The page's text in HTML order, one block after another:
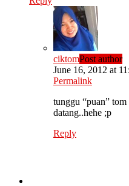
ciktomPost author
June 16, 2012 at
Permalink
tunggu “puan”
datang..hehe ;p
Reply